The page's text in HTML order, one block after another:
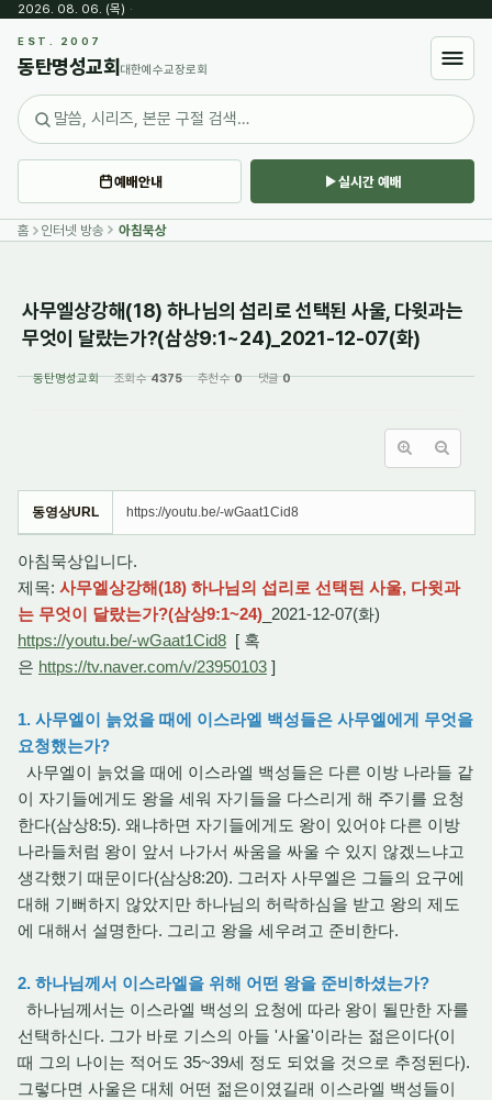
2026. 08. 06. (목) ·
EST. 2007
동탄명성교회 대한예수교장로회
예배안내 실시간 예배
홈 인터넷 방송 아침묵상
사무엘상강해(18) 하나님의 섭리로 선택된 사울, 다윗과는
무엇이 달랐는가?(삼상9:1~24)_2021-12-07(화)
동탄명성교회 조회 수4375 추천 수0 댓글0
동영상URL https://youtu.be/-wGaat1Cid8
아침묵상입니다.
제목: 사무엘상강해(18) 하나님의 섭리로 선택된 사울, 다윗과
는 무엇이 달랐는가?(삼상9:1~24) _2021-12-07(화)
https://youtu.be/-wGaat1Cid8 [ 혹
은 https://tv.naver.com/v/23950103 ]
1. 사무엘이 늙었을 때에 이스라엘 백성들은 사무엘에게 무엇을
요청했는가?
사무엘이 늙었을 때에 이스라엘 백성들은 다른 이방 나라들 같
이 자기들에게도 왕을 세워 자기들을 다스리게 해 주기를 요청
한다(삼상8:5). 왜냐하면 자기들에게도 왕이 있어야 다른 이방
나라들처럼 왕이 앞서 나가서 싸움을 싸울 수 있지 않겠느냐고
생각했기 때문이다(삼상8:20). 그러자 사무엘은 그들의 요구에
대해 기뻐하지 않았지만 하나님의 허락하심을 받고 왕의 제도
에 대해서 설명한다. 그리고 왕을 세우려고 준비한다.
2. 하나님께서 이스라엘을 위해 어떤 왕을 준비하셨는가?
하나님께서는 이스라엘 백성의 요청에 따라 왕이 될만한 자를
선택하신다. 그가 바로 기스의 아들 '사울'이라는 젊은이다(이
때 그의 나이는 적어도 35~39세 정도 되었을 것으로 추정된다).
그렇다면 사울은 대체 어떤 젊은이였길래 이스라엘 백성들이
Sketchbook5, 스케치북5
Sketchbook5, 스케치북5